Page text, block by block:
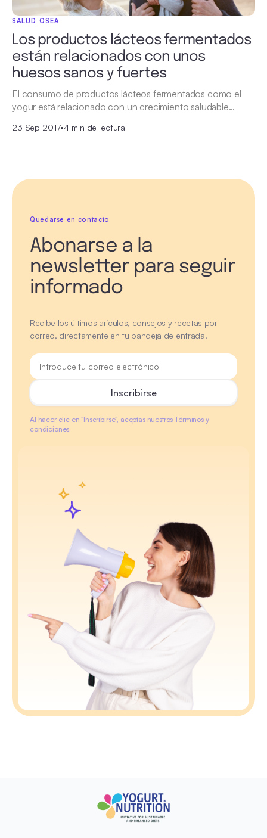
SALUD ÓSEA
Los productos lácteos fermentados
están relacionados con unos
huesos sanos y fuertes
El consumo de productos lácteos fermentados como el
yogur está relacionado con un crecimiento saludable…
23 Sep 2017•4 min de lectura
Quedarse en contacto
Abonarse a la
newsletter para seguir
informado
Recibe los últimos arículos, consejos y recetas por
correo, directamente en tu bandeja de entrada.
Al hacer clic en "Inscribirse", aceptas nuestros Términos y
condiciones.